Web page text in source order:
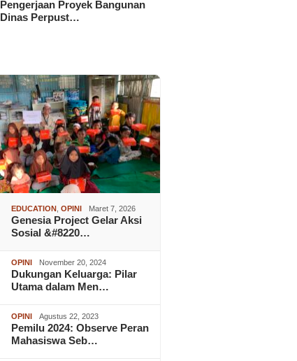
Pengerjaan Proyek Bangunan
Dinas Perpust…
EDUCATION ,OPINI Maret 7, 2026
Genesia Project Gelar Aksi
Sosial &#8220…
OPINI November 20, 2024
Dukungan Keluarga: Pilar
Utama dalam Men…
OPINI Agustus 22, 2023
Pemilu 2024: Observe Peran
Mahasiswa Seb…